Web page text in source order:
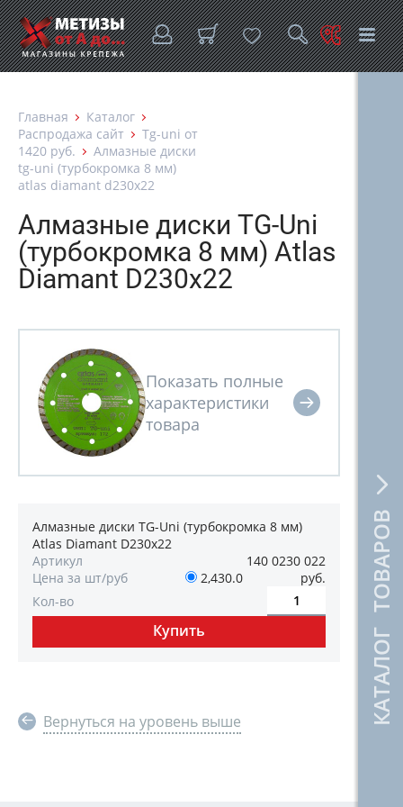
КАТАЛОГ ТОВАРОВ
Главная
Каталог
Распродажа сайт
Tg-uni от
1420 руб.
Алмазные диски
tg-uni (турбокромка 8 мм)
atlas diamant d230x22
Алмазные диски TG-Uni
(турбокромка 8 мм) Atlas
Diamant D230x22
Алмазные диски TG-Uni (турбокромка 8 мм)
Atlas Diamant D230x22
Артикул
140 0230 022
Цена за шт/руб
2,430.0
руб.
Кол-во
Вернуться на уровень выше